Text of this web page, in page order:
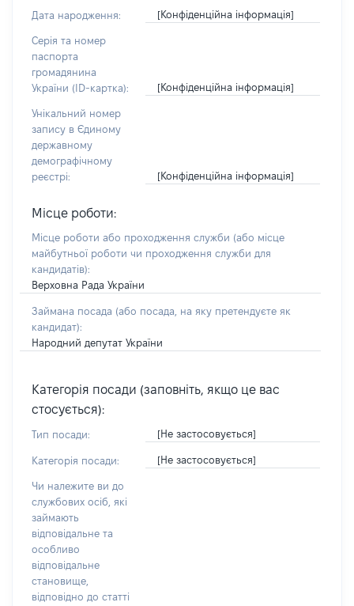
Дата народження: [Конфіденційна інформація]
Серія та номер
паспорта
громадянина
України (ID-картка):
[Конфіденційна інформація]
Унікальний номер
запису в Єдиному
державному
демографічному
реєстрі:
[Конфіденційна інформація]
Місце роботи:
Місце роботи або проходження служби (або місце
майбутньої роботи чи проходження служби для
кандидатів):
Верховна Рада України
Займана посада (або посада, на яку претендуєте як
кандидат):
Народний депутат України
Категорія посади (заповніть, якщо це вас
стосується):
Тип посади: [Не застосовується]
Категорія посади: [Не застосовується]
Чи належите ви до
службових осіб, які
займають
відповідальне та
особливо
відповідальне
становище,
відповідно до статті